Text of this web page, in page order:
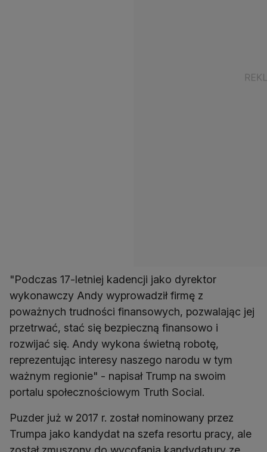
"Podczas 17-letniej kadencji jako dyrektor
wykonawczy Andy wyprowadził firmę z
poważnych trudności finansowych, pozwalając jej
przetrwać, stać się bezpieczną finansowo i
rozwijać się. Andy wykona świetną robotę,
reprezentując interesy naszego narodu w tym
ważnym regionie" - napisał Trump na swoim
portalu społecznościowym Truth Social.
Puzder już w 2017 r. został nominowany przez
Trumpa jako kandydat na szefa resortu pracy, ale